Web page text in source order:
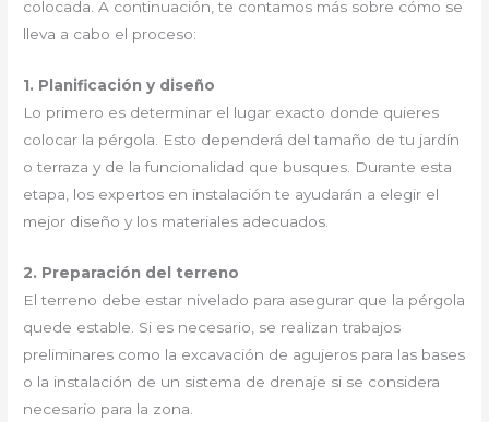
colocada. A continuación, te contamos más sobre cómo se
lleva a cabo el proceso:
1. Planificación y diseño
Lo primero es determinar el lugar exacto donde quieres
colocar la pérgola. Esto dependerá del tamaño de tu jardín
o terraza y de la funcionalidad que busques. Durante esta
etapa, los expertos en instalación te ayudarán a elegir el
mejor diseño y los materiales adecuados.
2. Preparación del terreno
El terreno debe estar nivelado para asegurar que la pérgola
quede estable. Si es necesario, se realizan trabajos
preliminares como la excavación de agujeros para las bases
o la instalación de un sistema de drenaje si se considera
necesario para la zona.